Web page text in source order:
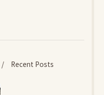
Recent Posts